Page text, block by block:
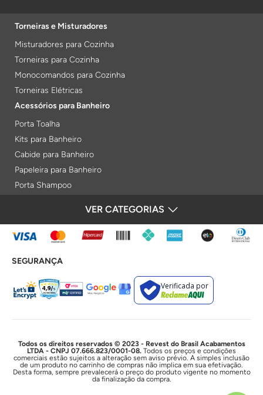
Torneiras e Misturadores
Misturadores para Cozinha
Torneiras para Cozinha
Monocomandos para Cozinha
Torneiras Elétricas
Acessórios para Banheiro
Porta Toalha
Kits para Banheiro
Cabide para Banheiro
Papeleira para Banheiro
Porta Shampoo
Porta Toalha Aquecido
Gabinetes para Banheiro
Lixeiras
Acabamentos e Registros
Bases de Registros
Duchas e Chuveiros
Chuveiros Elétricos
Chuveiros
VER CATEGORIAS
FORMAS DE PAGAMENTO
SEGURANÇA
Verificada por
Todos os direitos reservados © 2023 - Revest do Brasil Acabamentos
LTDA - CNPJ 07.666.823/0001-08. Todos os preços e condições
comerciais estão sujeitos a alteração sem aviso prévio. A simples inclusão
de um produto no carrinho de compras não implica em sua efetivação.
Desta forma, sempre prevalecerá o preço do produto vigente no momento
da finalização da compra.